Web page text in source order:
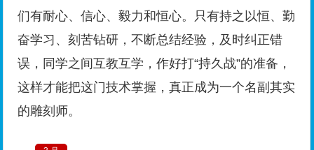
们有耐心、信心、毅力和恒心。只有持之以恒、勤
奋学习、刻苦钻研，不断总结经验，及时纠正错
误，同学之间互教互学，作好打“持久战”的准备，
这样才能把这门技术掌握，真正成为一个名副其实
的雕刻师。